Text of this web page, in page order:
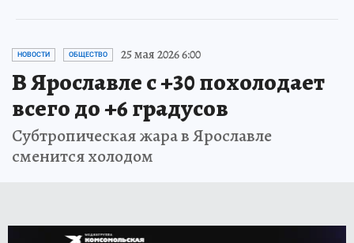
НОВОСТИ ОБЩЕСТВО 25 мая 2026 6:00
В Ярославле с +30 похолодает
всего до +6 градусов
Субтропическая жара в Ярославле
сменится холодом